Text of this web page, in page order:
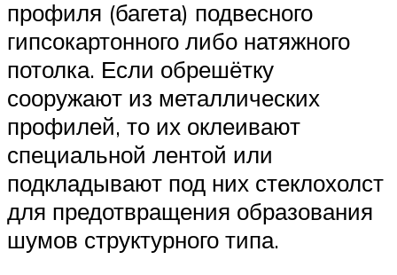
профиля (багета) подвесного
гипсокартонного либо натяжного
потолка. Если обрешётку
сооружают из металлических
профилей, то их оклеивают
специальной лентой или
подкладывают под них стеклохолст
для предотвращения образования
шумов структурного типа.